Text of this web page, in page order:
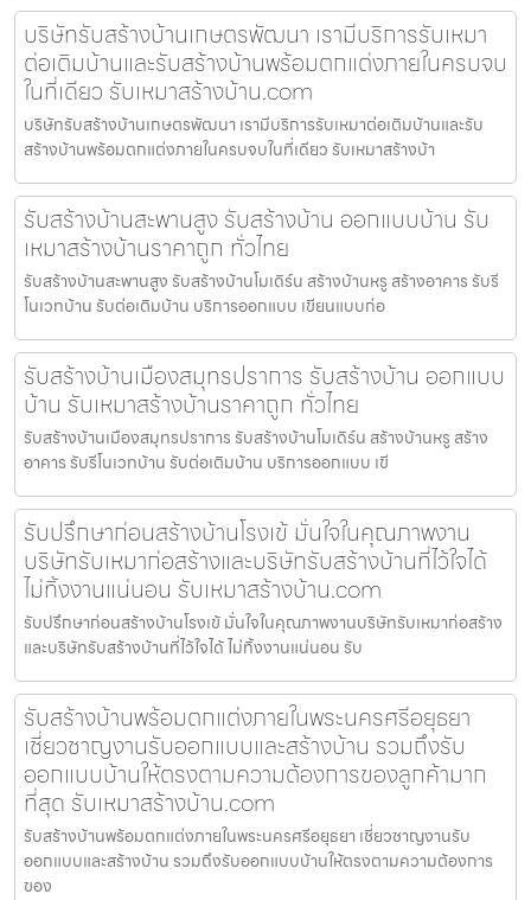
บริษัทรับสร้างบ้านเกษตรพัฒนา เรามีบริการรับเหมา
ต่อเติมบ้านและรับสร้างบ้านพร้อมตกแต่งภายในครบจบ
ในที่เดียว รับเหมาสร้างบ้าน.com
บริษัทรับสร้างบ้านเกษตรพัฒนา เรามีบริการรับเหมาต่อเติมบ้านและรับ
สร้างบ้านพร้อมตกแต่งภายในครบจบในที่เดียว รับเหมาสร้างบ้า
รับสร้างบ้านสะพานสูง รับสร้างบ้าน ออกแบบบ้าน รับ
เหมาสร้างบ้านราคาถูก ทั่วไทย
รับสร้างบ้านสะพานสูง รับสร้างบ้านโมเดิร์น สร้างบ้านหรู สร้างอาคาร รับรี
โนเวทบ้าน รับต่อเติมบ้าน บริการออกแบบ เขียนแบบก่อ
รับสร้างบ้านเมืองสมุทรปราการ รับสร้างบ้าน ออกแบบ
บ้าน รับเหมาสร้างบ้านราคาถูก ทั่วไทย
รับสร้างบ้านเมืองสมุทรปราการ รับสร้างบ้านโมเดิร์น สร้างบ้านหรู สร้าง
อาคาร รับรีโนเวทบ้าน รับต่อเติมบ้าน บริการออกแบบ เขี
รับปรึกษาก่อนสร้างบ้านโรงเข้ มั่นใจในคุณภาพงาน
บริษัทรับเหมาก่อสร้างและบริษัทรับสร้างบ้านที่ไว้ใจได้
ไม่ทิ้งงานแน่นอน รับเหมาสร้างบ้าน.com
รับปรึกษาก่อนสร้างบ้านโรงเข้ มั่นใจในคุณภาพงานบริษัทรับเหมาก่อสร้าง
และบริษัทรับสร้างบ้านที่ไว้ใจได้ ไม่ทิ้งงานแน่นอน รับ
รับสร้างบ้านพร้อมตกแต่งภายในพระนครศรีอยุธยา
เชี่ยวชาญงานรับออกแบบและสร้างบ้าน รวมถึงรับ
ออกแบบบ้านให้ตรงตามความต้องการของลูกค้ามาก
ที่สุด รับเหมาสร้างบ้าน.com
รับสร้างบ้านพร้อมตกแต่งภายในพระนครศรีอยุธยา เชี่ยวชาญงานรับ
ออกแบบและสร้างบ้าน รวมถึงรับออกแบบบ้านให้ตรงตามความต้องการ
ของ